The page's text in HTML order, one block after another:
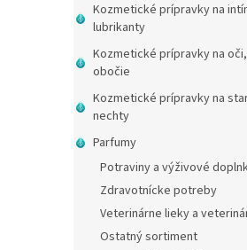
Kozmetické prípravky na
lubrikanty
Kozmetické prípravky na
obočie
Kozmetické prípravky na
nechty
Parfumy
Potraviny a výživové
Zdravotnícke potreby
Veterinárne lieky a
Ostatný sortiment